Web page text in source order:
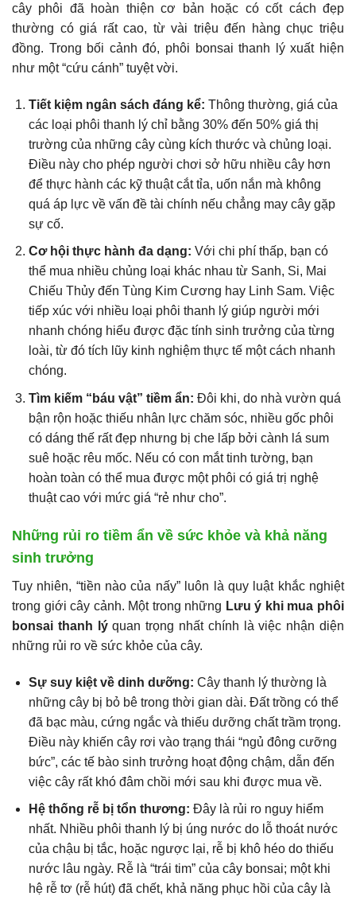
cây phôi đã hoàn thiện cơ bản hoặc có cốt cách đẹp
thường có giá rất cao, từ vài triệu đến hàng chục triệu
đồng. Trong bối cảnh đó, phôi bonsai thanh lý xuất hiện
như một “cứu cánh” tuyệt vời.
Tiết kiệm ngân sách đáng kể: Thông thường, giá của
các loại phôi thanh lý chỉ bằng 30% đến 50% giá thị
trường của những cây cùng kích thước và chủng loại.
Điều này cho phép người chơi sở hữu nhiều cây hơn
để thực hành các kỹ thuật cắt tỉa, uốn nắn mà không
quá áp lực về vấn đề tài chính nếu chẳng may cây gặp
sự cố.
Cơ hội thực hành đa dạng: Với chi phí thấp, bạn có
thể mua nhiều chủng loại khác nhau từ Sanh, Si, Mai
Chiếu Thủy đến Tùng Kim Cương hay Linh Sam. Việc
tiếp xúc với nhiều loại phôi thanh lý giúp người mới
nhanh chóng hiểu được đặc tính sinh trưởng của từng
loài, từ đó tích lũy kinh nghiệm thực tế một cách nhanh
chóng.
Tìm kiếm “báu vật” tiềm ẩn: Đôi khi, do nhà vườn quá
bận rộn hoặc thiếu nhân lực chăm sóc, nhiều gốc phôi
có dáng thế rất đẹp nhưng bị che lấp bởi cành lá sum
suê hoặc rêu mốc. Nếu có con mắt tinh tường, bạn
hoàn toàn có thể mua được một phôi có giá trị nghệ
thuật cao với mức giá “rẻ như cho”.
Những rủi ro tiềm ẩn về sức khỏe và khả năng
sinh trưởng
Tuy nhiên, “tiền nào của nấy” luôn là quy luật khắc nghiệt
trong giới cây cảnh. Một trong những Lưu ý khi mua phôi
bonsai thanh lýquan trọng nhất chính là việc nhận diện
những rủi ro về sức khỏe của cây.
Sự suy kiệt về dinh dưỡng: Cây thanh lý thường là
những cây bị bỏ bê trong thời gian dài. Đất trồng có thể
đã bạc màu, cứng ngắc và thiếu dưỡng chất trầm trọng.
Điều này khiến cây rơi vào trạng thái “ngủ đông cưỡng
bức”, các tế bào sinh trưởng hoạt động chậm, dẫn đến
việc cây rất khó đâm chồi mới sau khi được mua về.
Hệ thống rễ bị tổn thương: Đây là rủi ro nguy hiểm
nhất. Nhiều phôi thanh lý bị úng nước do lỗ thoát nước
của chậu bị tắc, hoặc ngược lại, rễ bị khô héo do thiếu
nước lâu ngày. Rễ là “trái tim” của cây bonsai; một khi
hệ rễ tơ (rễ hút) đã chết, khả năng phục hồi của cây là